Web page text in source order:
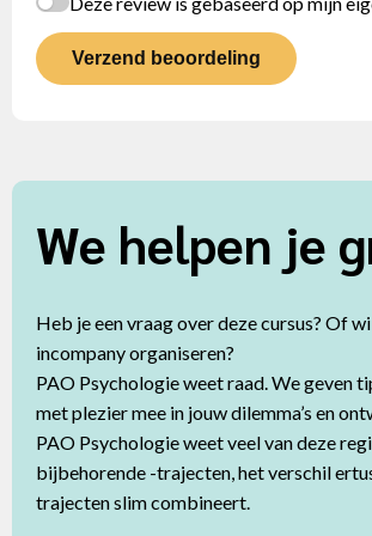
Verzend beoordeling
We helpen je
Heb je een vraag over deze cursus? Of
incompany organiseren?
PAO Psychologie weet raad. We geven
met plezier mee in jouw dilemma’s en
PAO Psychologie weet veel van deze
bijbehorende -trajecten, het verschil
trajecten slim combineert.